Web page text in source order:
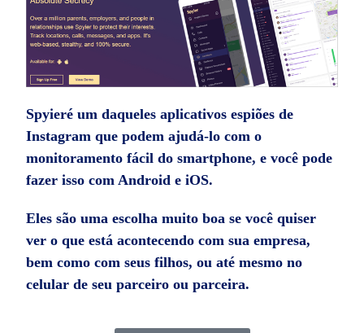
Spyieré um daquelesaplicativos espiões de
Instagram que podem ajudá-lo com o
monitoramento fácil do smartphone, e você pode
fazer isso com Android e iOS.
Eles são uma escolha muito boa se você quiser
ver o que está acontecendo com sua empresa,
bem como com seus filhos, ou até mesmo no
celular de seu parceiro ou parceira.